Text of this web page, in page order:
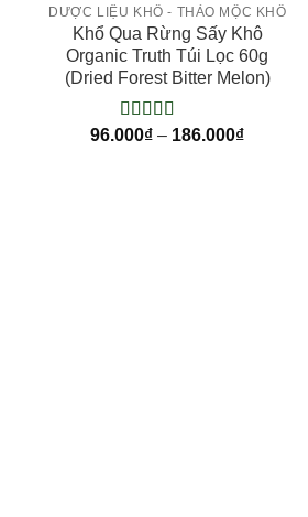
DƯỢC LIỆU KHÔ - THẢO MỘC KHÔ
Khổ Qua Rừng Sấy Khô
Organic Truth Túi Lọc 60g
(Dried Forest Bitter Melon)
5.00/ 5 điểm
96.000₫ – 186.000₫